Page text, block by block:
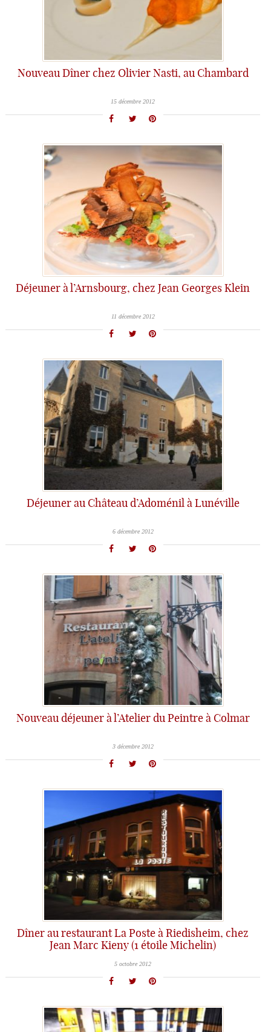
Nouveau Dîner chez Olivier Nasti, au Chambard
15 décembre 2012
Déjeuner à l’Arnsbourg, chez Jean Georges Klein
11 décembre 2012
Déjeuner au Château d’Adoménil à Lunéville
6 décembre 2012
Nouveau déjeuner à l’Atelier du Peintre à Colmar
3 décembre 2012
Dîner au restaurant La Poste à Riedisheim, chez
Jean Marc Kieny (1 étoile Michelin)
5 octobre 2012